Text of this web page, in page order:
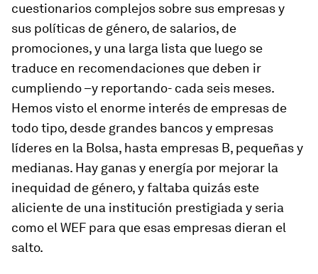
cuestionarios complejos sobre sus empresas y
sus políticas de género, de salarios, de
promociones, y una larga lista que luego se
traduce en recomendaciones que deben ir
cumpliendo –y reportando- cada seis meses.
Hemos visto el enorme interés de empresas de
todo tipo, desde grandes bancos y empresas
líderes en la Bolsa, hasta empresas B, pequeñas y
medianas. Hay ganas y energía por mejorar la
inequidad de género, y faltaba quizás este
aliciente de una institución prestigiada y seria
como el WEF para que esas empresas dieran el
salto.